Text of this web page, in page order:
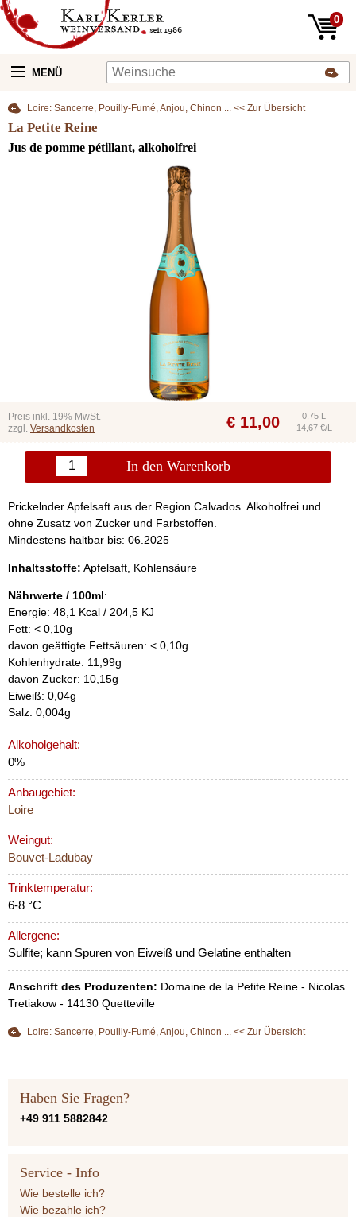
0
MENÜ
Loire: Sancerre, Pouilly-Fumé, Anjou, Chinon ... << Zur Übersicht
La Petite Reine
Jus de pomme pétillant, alkoholfrei
Preis inkl. 19% MwSt.
zzgl. Versandkosten € 11,00
0,75 L
14,67 €/L
In den Warenkorb
Prickelnder Apfelsaft aus der Region Calvados. Alkoholfrei und
ohne Zusatz von Zucker und Farbstoffen.
Mindestens haltbar bis: 06.2025
Inhaltsstoffe: Apfelsaft, Kohlensäure
Nährwerte / 100ml:
Energie: 48,1 Kcal / 204,5 KJ
Fett: < 0,10g
davon geättigte Fettsäuren: < 0,10g
Kohlenhydrate: 11,99g
davon Zucker: 10,15g
Eiweiß: 0,04g
Salz: 0,004g
Alkoholgehalt:
0%
Anbaugebiet:
Loire
Weingut:
Bouvet-Ladubay
Trinktemperatur:
6-8 °C
Allergene:
Sulfite; kann Spuren von Eiweiß und Gelatine enthalten
Anschrift des Produzenten: Domaine de la Petite Reine - Nicolas
Tretiakow - 14130 Quetteville
Loire: Sancerre, Pouilly-Fumé, Anjou, Chinon ... << Zur Übersicht
Haben Sie Fragen?
+49 911 5882842
Service - Info
Wie bestelle ich?
Wie bezahle ich?